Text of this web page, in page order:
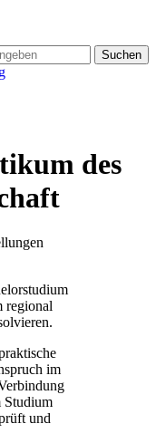
Suchen
des
regional
im
Studium
und